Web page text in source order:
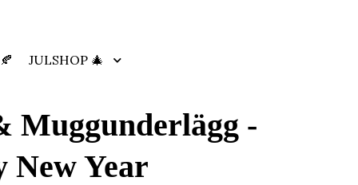
JULSHOP 🎄
Muggunderlägg -
New Year